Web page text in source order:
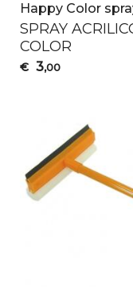
Happy Color
SPRAY
COLOR
€ 3,00